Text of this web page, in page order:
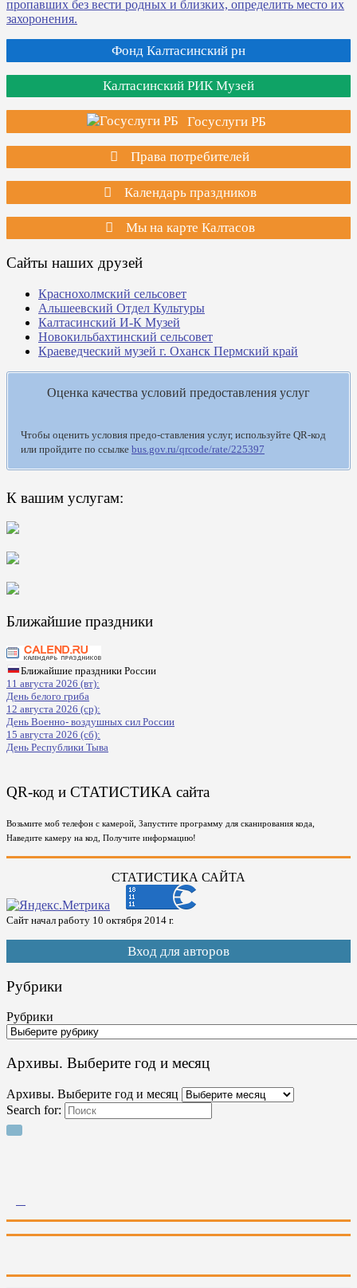
Фонд Калтасинский рн
Калтасинский РИК Музей
Госуслуги РБ
Права потребителей
Календарь праздников
Мы на карте Калтасов
Сайты наших друзей
Краснохолмский сельсовет
Альшеевский Отдел Культуры
Калтасинский И-К Музей
Новокильбахтинский сельсовет
Краеведческий музей г. Оханск Пермский край
Оценка качества условий предоставления услуг
Чтобы оценить условия предо-ставления услуг, используйте QR-код
или пройдите по ссылке bus.gov.ru/qrcode/rate/225397
К вашим услугам:
Ближайшие праздники
Ближайшие праздники России
11 августа 2026 (вт):
День белого гриба
12 августа 2026 (ср):
День Военно- воздушных сил России
15 августа 2026 (сб):
День Республики Тыва
QR-код и СТАТИСТИКА сайта
Возьмите моб телефон с камерой, Запустите программу для сканирования кода,
Наведите камеру на код, Получите информацию!
СТАТИСТИКА САЙТА
Сайт начал работу 10 октября 2014 г.
Вход для авторов
Рубрики
Рубрики
Архивы. Выберите год и месяц
Архивы. Выберите год и месяц
Search for: